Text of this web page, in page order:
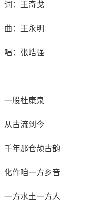
词：王奇戈
曲：王永明
唱：张皓强
一股杜康泉
从古流到今
千年那仓颉古韵
化作咱一方乡音
一方水土一方人